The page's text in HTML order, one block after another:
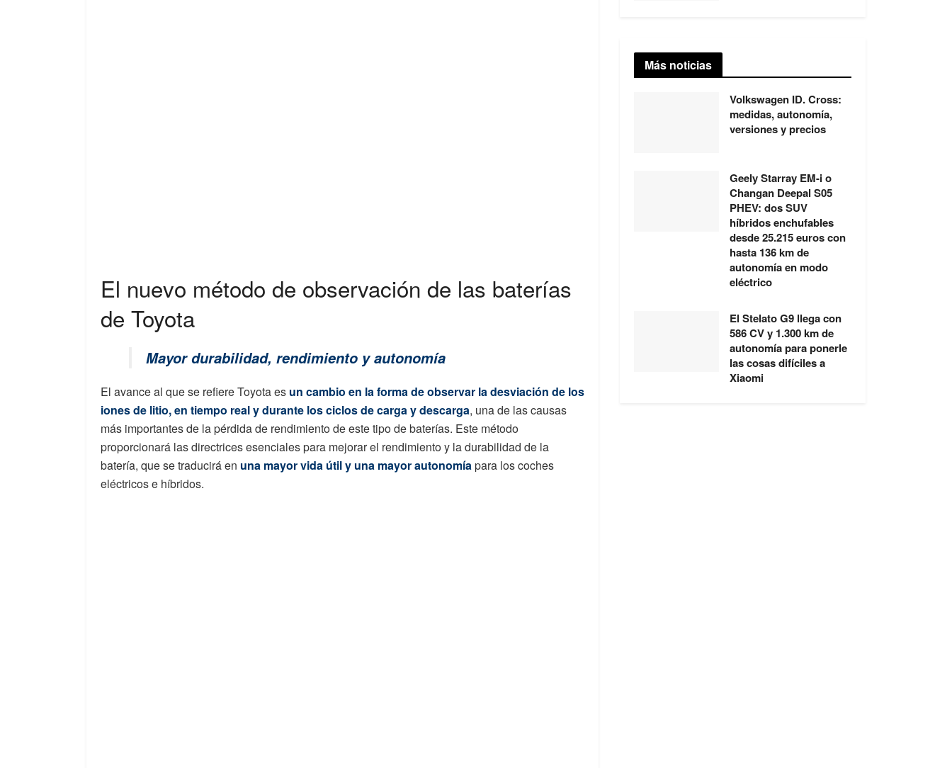
El nuevo método de observación de las baterías
de Toyota
Mayor durabilidad, rendimiento y autonomía
El avance al que se refiere Toyota es un cambio en la forma de observar la desviación de los
iones de litio, en tiempo real y durante los ciclos de carga y descarga, una de las causas
más importantes de la pérdida de rendimiento de este tipo de baterías. Este método
proporcionará las directrices esenciales para mejorar el rendimiento y la durabilidad de la
batería, que se traducirá en una mayor vida útil y una mayor autonomíapara los coches
eléctricos e híbridos.
Más noticias
Volkswagen ID. Cross:
medidas, autonomía,
versiones y precios
Geely Starray EM-i o
Changan Deepal S05
PHEV: dos SUV
híbridos enchufables
desde 25.215 euros con
hasta 136 km de
autonomía en modo
eléctrico
El Stelato G9 llega con
586 CV y 1.300 km de
autonomía para ponerle
las cosas difíciles a
Xiaomi